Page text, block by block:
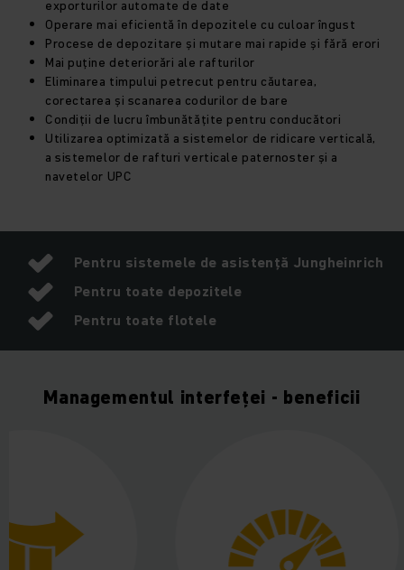
exporturilor automate de date
Operare mai eficientă în depozitele cu culoar îngust
Procese de depozitare și mutare mai rapide și fără erori
Mai puține deteriorări ale rafturilor
Eliminarea timpului petrecut pentru căutarea,
corectarea și scanarea codurilor de bare
Condiții de lucru îmbunătățite pentru conducători
Utilizarea optimizată a sistemelor de ridicare verticală,
a sistemelor de rafturi verticale paternoster și a
navetelor UPC
Pentru sistemele de asistență Jungheinrich
Pentru toate depozitele
Pentru toate flotele
Managementul interfeței - beneficii